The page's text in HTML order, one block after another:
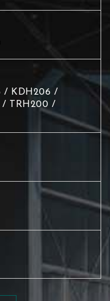
/ KDH206 /
/ TRH200 /